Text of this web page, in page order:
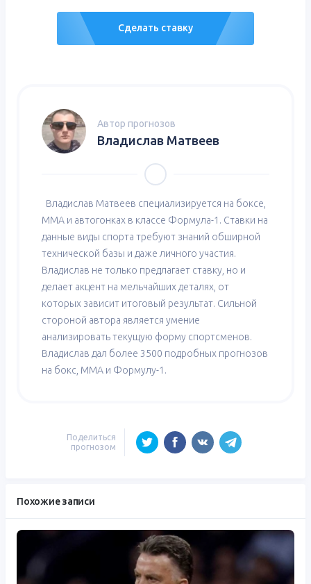
Сделать ставку
Автор прогнозов
Владислав Матвеев
Владислав Матвеев специализируется на боксе,
ММА и автогонках в классе Формула-1. Ставки на
данные виды спорта требуют знаний обширной
технической базы и даже личного участия.
Владислав не только предлагает ставку, но и
делает акцент на мельчайших деталях, от
которых зависит итоговый результат. Сильной
стороной автора является умение
анализировать текущую форму спортсменов.
Владислав дал более 3500 подробных прогнозов
на бокс, ММА и Формулу-1.
Поделиться
прогнозом
Похожие записи